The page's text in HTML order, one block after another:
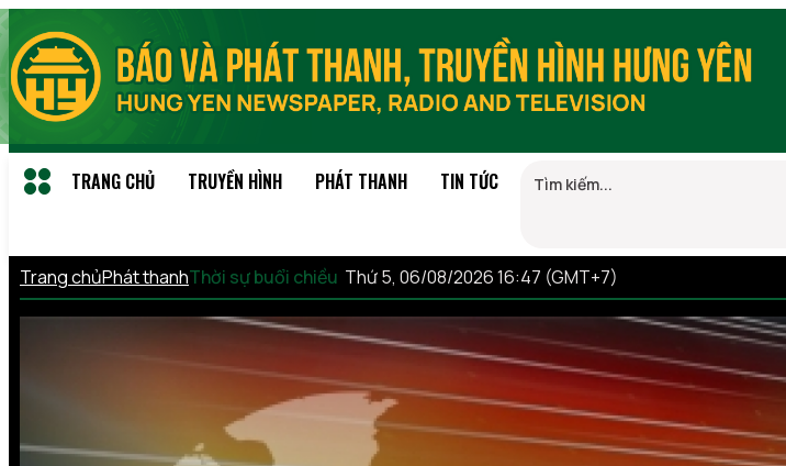
TRANG CHỦ TRUYỀN HÌNH PHÁT THANH TIN TỨC
Trang chủPhát thanhThời sự buổi chiều Thứ 5, 06/08/2026 16:47 (GMT+7)